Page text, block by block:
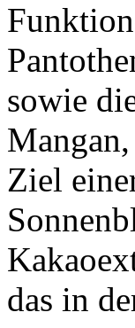
sowie
Ziel
das in